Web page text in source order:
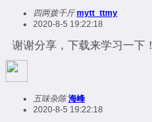
四两拨千斤 mytt_ttmy
2020-8-5 19:22:18
谢谢分享，下载来学习一下！
五味杂陈 海峰
2020-8-5 19:22:18